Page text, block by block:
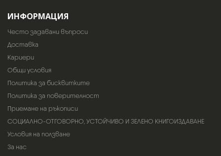
ИНФОРМАЦИЯ
Често задавани въпроси
Доставка
Кариери
Общи условия
Политика за бисквитките
Политика за поверителност
Приемане на ръкописи
СОЦИАЛНО-ОТГОВОРНО, УСТОЙЧИВО И ЗЕЛЕНО КНИГОИЗДАВАНЕ
Условия на ползване
За нас